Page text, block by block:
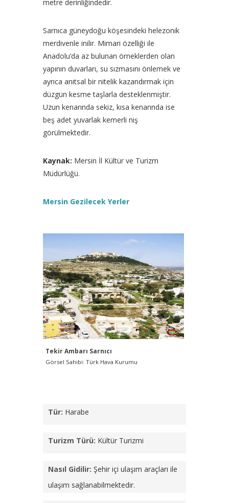
metre derinliğindedir.
Sarnıca güneydoğu köşesindeki helezonik
merdivenle inilir. Mimari özelliği ile
Anadolu’da az bulunan örneklerden olan
yapının duvarları, su sızmasını önlemek ve
ayrıca anıtsal bir nitelik kazandırmak için
düzgün kesme taşlarla desteklenmiştir.
Uzun kenarında sekiz, kısa kenarında ise
beş adet yuvarlak kemerli niş
görülmektedir.
Kaynak: Mersin İl Kültür ve Turizm
Müdürlüğü.
Mersin Gezilecek Yerler
Tekir Ambarı Sarnıcı
Görsel Sahibi: Türk Hava Kurumu
Tür: Harabe
Turizm Türü: Kültür Turizmi
Nasıl Gidilir: Şehir içi ulaşım araçları ile
ulaşım sağlanabilmektedir.